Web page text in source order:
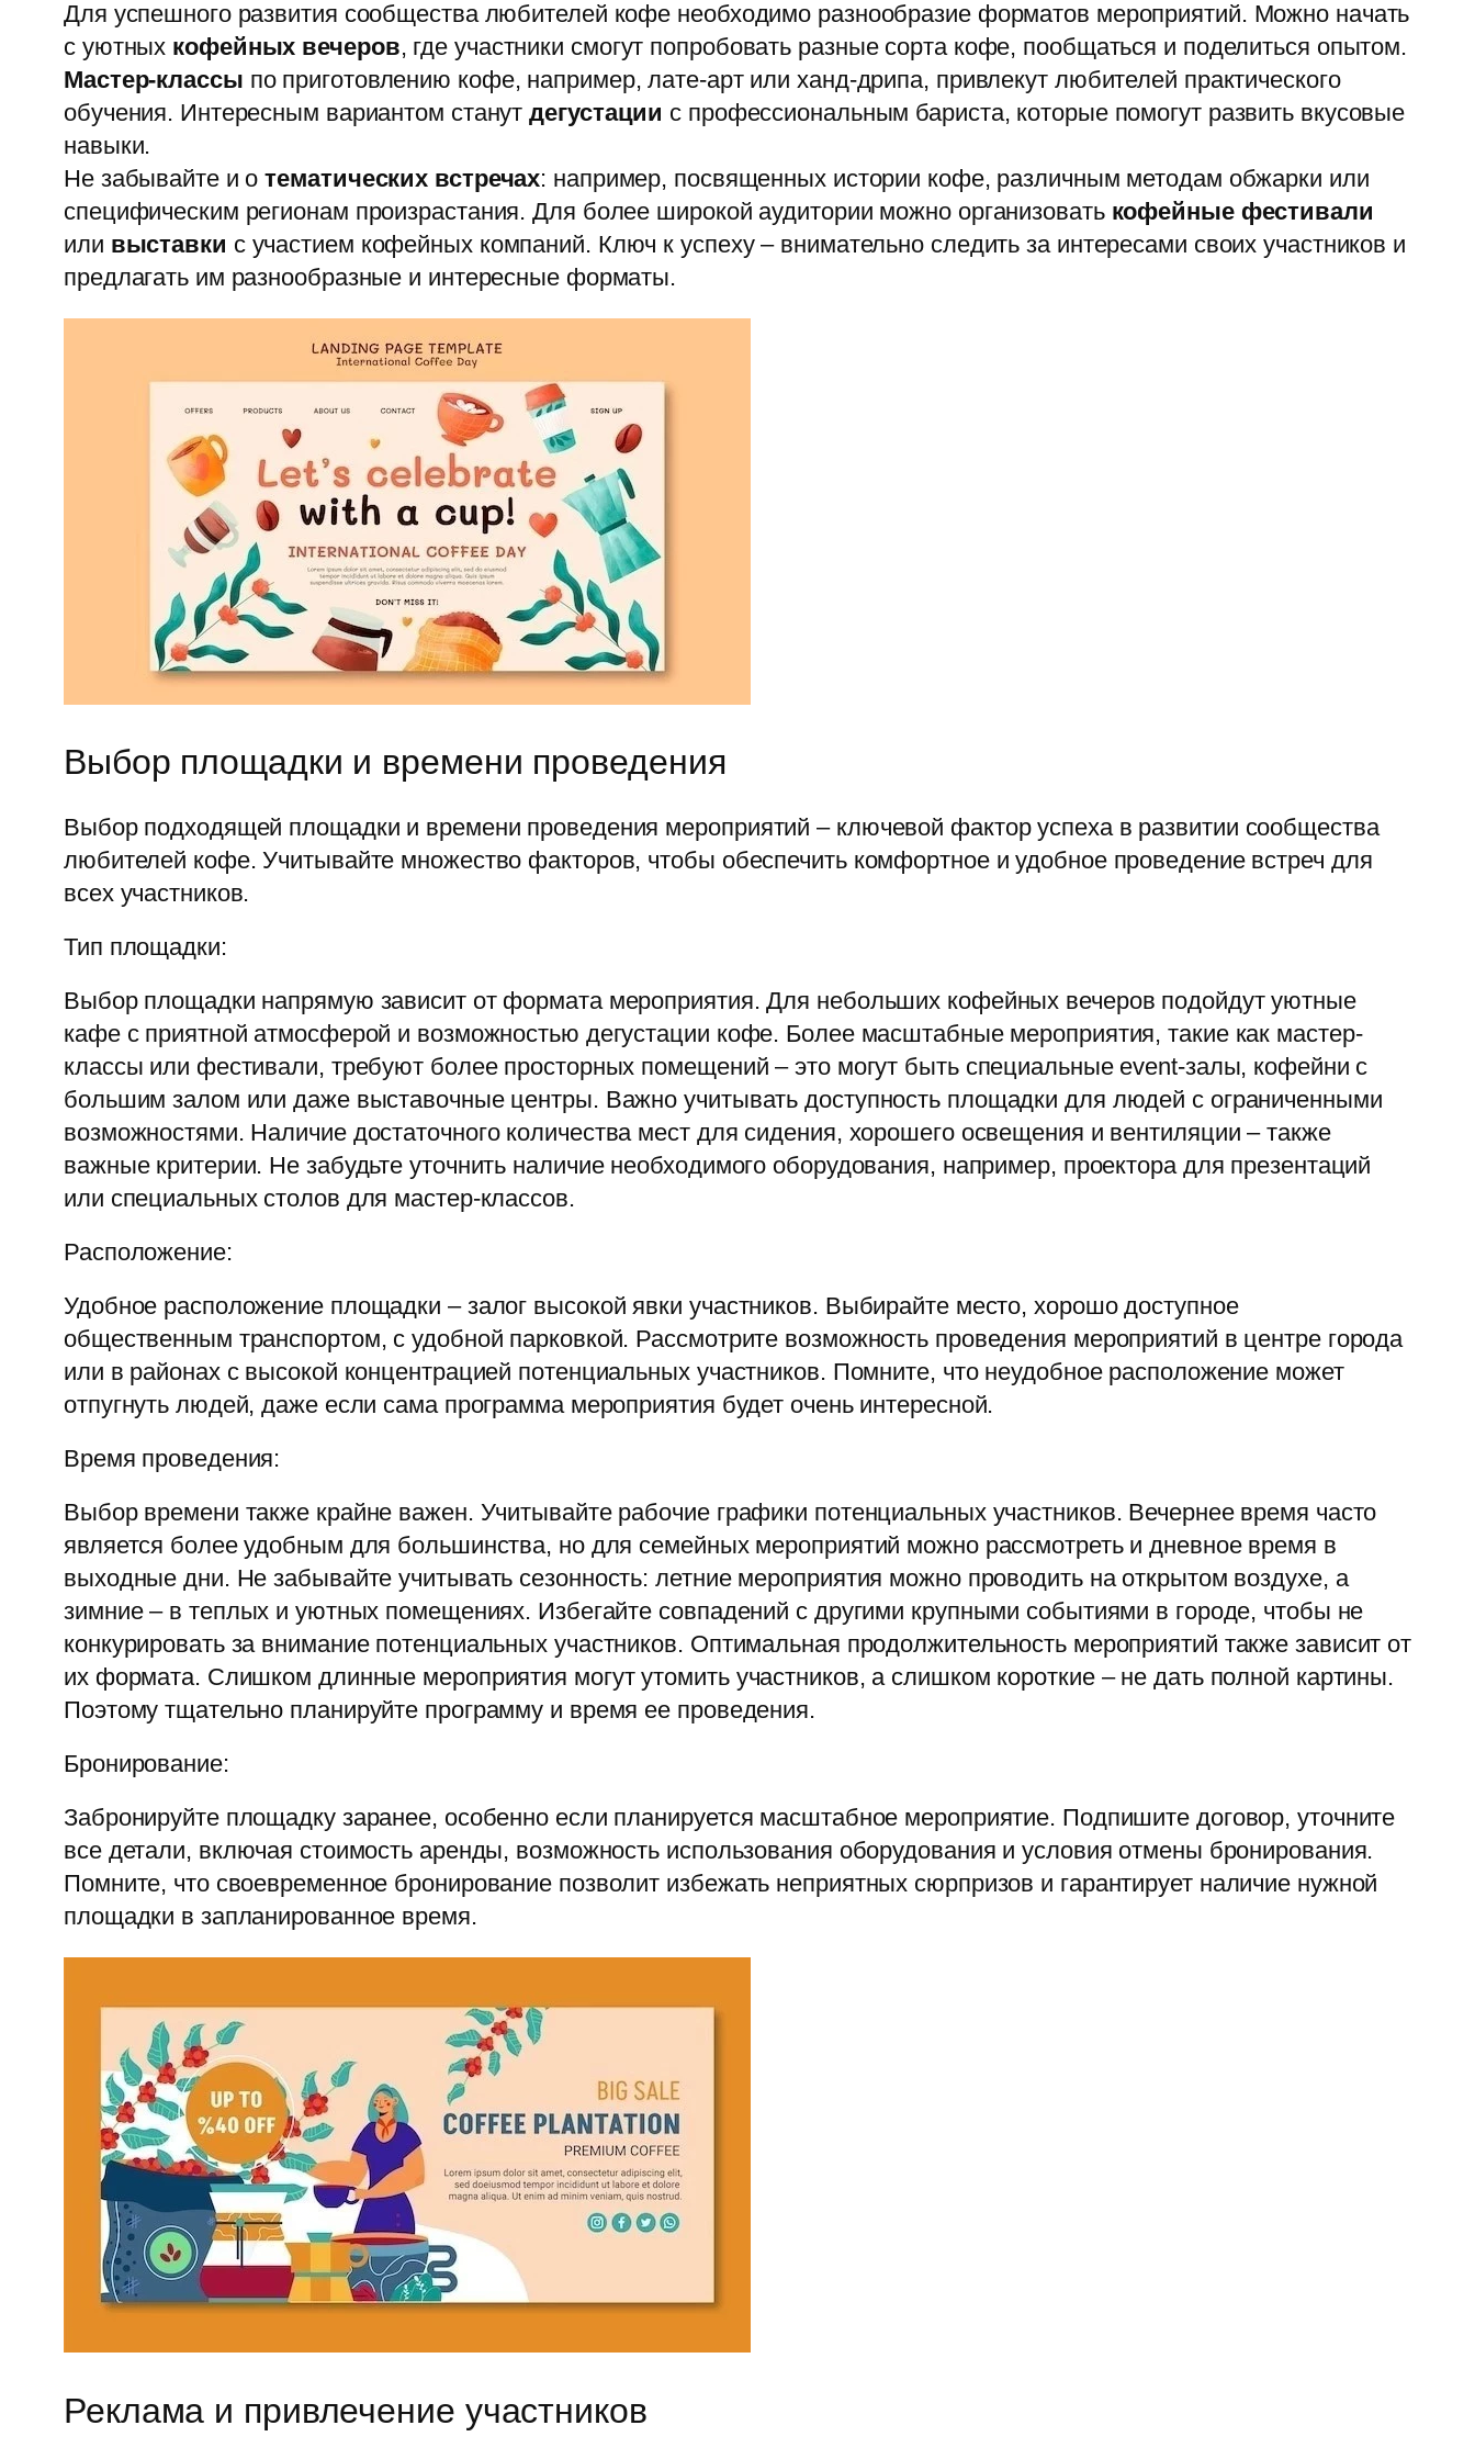
Для успешного развития сообщества любителей кофе необходимо разнообразие форматов мероприятий. Можно начать
с уютных кофейных вечеров, где участники смогут попробовать разные сорта кофе, пообщаться и поделиться опытом.
Мастер-классы по приготовлению кофе, например, лате-арт или ханд-дрипа, привлекут любителей практического
обучения. Интересным вариантом станутдегустации с профессиональным бариста, которые помогут развить вкусовые
навыки.
Не забывайте и отематических встречах: например, посвященных истории кофе, различным методам обжарки или
специфическим регионам произрастания. Для более широкой аудитории можно организовать кофейные фестивали
или выставки с участием кофейных компаний. Ключ к успеху – внимательно следить за интересами своих участников и
предлагать им разнообразные и интересные форматы.
Выбор площадки и времени проведения
Выбор подходящей площадки и времени проведения мероприятий – ключевой фактор успеха в развитии сообщества
любителей кофе. Учитывайте множество факторов, чтобы обеспечить комфортное и удобное проведение встреч для
всех участников.
Тип площадки:
Выбор площадки напрямую зависит от формата мероприятия. Для небольших кофейных вечеров подойдут уютные
кафе с приятной атмосферой и возможностью дегустации кофе. Более масштабные мероприятия, такие как мастер-
классы или фестивали, требуют более просторных помещений – это могут быть специальные event-залы, кофейни с
большим залом или даже выставочные центры. Важно учитывать доступность площадки для людей с ограниченными
возможностями. Наличие достаточного количества мест для сидения, хорошего освещения и вентиляции – также
важные критерии. Не забудьте уточнить наличие необходимого оборудования, например, проектора для презентаций
или специальных столов для мастер-классов.
Расположение:
Удобное расположение площадки – залог высокой явки участников. Выбирайте место, хорошо доступное
общественным транспортом, с удобной парковкой. Рассмотрите возможность проведения мероприятий в центре города
или в районах с высокой концентрацией потенциальных участников. Помните, что неудобное расположение может
отпугнуть людей, даже если сама программа мероприятия будет очень интересной.
Время проведения:
Выбор времени также крайне важен. Учитывайте рабочие графики потенциальных участников. Вечернее время часто
является более удобным для большинства, но для семейных мероприятий можно рассмотреть и дневное время в
выходные дни. Не забывайте учитывать сезонность: летние мероприятия можно проводить на открытом воздухе, а
зимние – в теплых и уютных помещениях. Избегайте совпадений с другими крупными событиями в городе, чтобы не
конкурировать за внимание потенциальных участников. Оптимальная продолжительность мероприятий также зависит от
их формата. Слишком длинные мероприятия могут утомить участников, а слишком короткие – не дать полной картины.
Поэтому тщательно планируйте программу и время ее проведения.
Бронирование:
Забронируйте площадку заранее, особенно если планируется масштабное мероприятие. Подпишите договор, уточните
все детали, включая стоимость аренды, возможность использования оборудования и условия отмены бронирования.
Помните, что своевременное бронирование позволит избежать неприятных сюрпризов и гарантирует наличие нужной
площадки в запланированное время.
Реклама и привлечение участников